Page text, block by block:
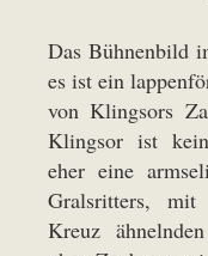
Das Bühnenbild
es ist ein
von Klingsors
Klingsor ist
eher eine
Gralsritters,
Kreuz